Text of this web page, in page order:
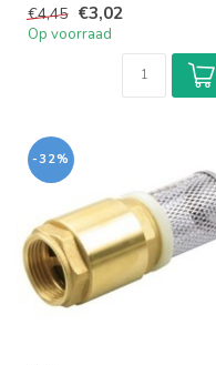
zuigk...
€4,45 €3,02
Op voorraad
-32%